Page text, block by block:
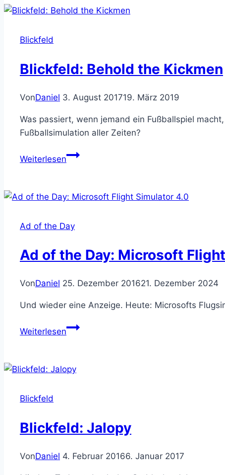
Feed
Blickfeld
Blickfeld: Behold the Kickmen
VonDaniel 3. August 201719. März 2019
Was passiert, wenn jemand ein Fußballspiel
Fußballsimulation aller Zeiten?
WeiterlesenBlickfeld:
Kickmen
Ad of the Day
Ad of the Day: Microsoft
VonDaniel 25. Dezember 201621. Dezember 2024
Und wieder eine Anzeige. Heute: Microsofts
WeiterlesenAd
Day:
4.0
Blickfeld
Blickfeld: Jalopy
VonDaniel 4. Februar 20166. Januar 2017